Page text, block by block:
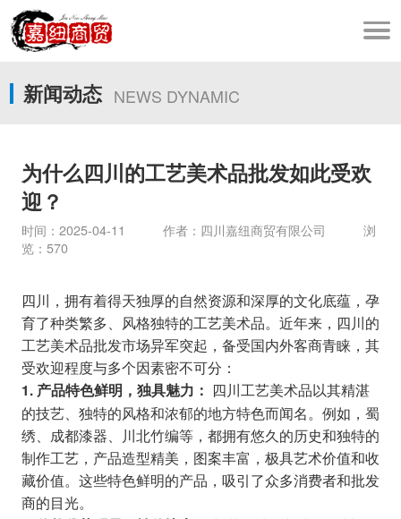
新闻动态 NEWS DYNAMIC
为什么四川的工艺美术品批发如此受欢
迎？
时间：2025-04-11 作者：四川嘉纽商贸有限公司 浏
览：570
四川，拥有着得天独厚的自然资源和深厚的文化底蕴，孕
育了种类繁多、风格独特的工艺美术品。近年来，四川的
工艺美术品批发市场异军突起，备受国内外客商青睐，其
受欢迎程度与多个因素密不可分：
1. 产品特色鲜明，独具魅力： 四川工艺美术品以其精湛
的技艺、独特的风格和浓郁的地方特色而闻名。例如，蜀
绣、成都漆器、川北竹编等，都拥有悠久的历史和独特的
制作工艺，产品造型精美，图案丰富，极具艺术价值和收
藏价值。这些特色鲜明的产品，吸引了众多消费者和批发
商的目光。